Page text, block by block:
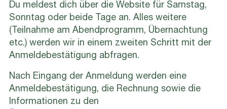
Du meldest dich über die Website für Samstag,
Sonntag oder beide Tage an. Alles weitere
(Teilnahme am Abendprogramm, Übernachtung
etc.) werden wir in einem zweiten Schritt mit der
Anmeldebestätigung abfragen.
Nach Eingang der Anmeldung werden eine
Anmeldebestätigung, die Rechnung sowie die
Informationen zu den